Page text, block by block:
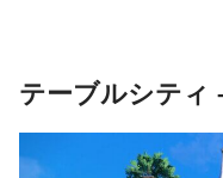
テーブルシティ